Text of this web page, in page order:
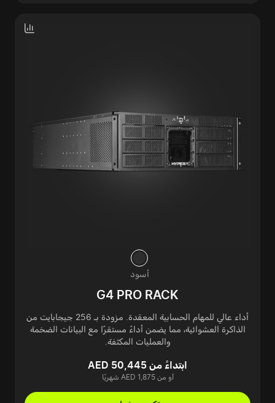
أسود
G4 PRO RACK
أداء عالي للمهام الحسابية المعقدة. مزودة بـ 256 جيجابايت من
الذاكرة العشوائية، مما يضمن أداءً مستقرًا مع البيانات الضخمة
والعمليات المكثفة.
ابتداءً من AED 50,445
أو من AED 1,875 شهريًا